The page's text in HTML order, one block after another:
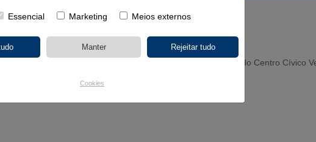
Essencial Marketing Meios externos
Cookies
o Centro Cívico Ventas Oeste em León
adjudicou à Sanjosé Constructora as obras de edificação do Centro Cívico